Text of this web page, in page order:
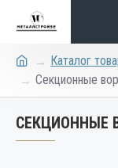
Каталог
Секционные
СЕКЦИОННЫЕ